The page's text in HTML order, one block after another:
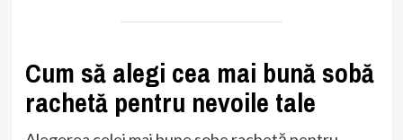
Cum să alegi cea mai bună sobă
rachetă pentru nevoile tale